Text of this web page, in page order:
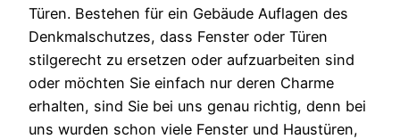
Türen. Bestehen für ein Gebäude Auflagen des
Denkmalschutzes, dass Fenster oder Türen
stilgerecht zu ersetzen oder aufzuarbeiten sind
oder möchten Sie einfach nur deren Charme
erhalten, sind Sie bei uns genau richtig, denn bei
uns wurden schon viele Fenster und Haustüren,